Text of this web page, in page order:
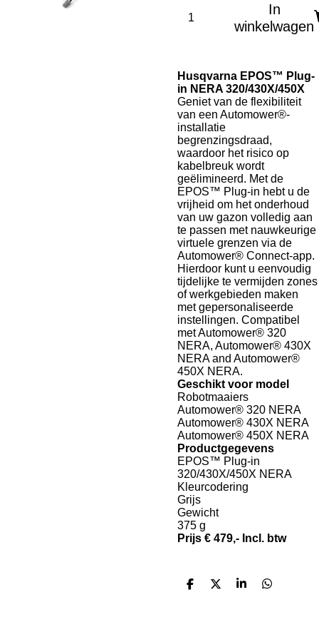
In
winkelwagen
Husqvarna EPOS™ Plug-
in NERA 320/430X/450X
Geniet van de flexibiliteit
van een Automower®-
installatie
begrenzingsdraad,
waardoor het risico op
kabelbreuk wordt
geëlimineerd. Met de
EPOS™ Plug-in hebt u de
vrijheid om het onderhoud
van uw gazon volledig aan
te passen met nauwkeurige
virtuele grenzen via de
Automower® Connect-app.
Hierdoor kunt u eenvoudig
tijdelijke te vermijden zones
of werkgebieden maken
met gepersonaliseerde
instellingen. Compatibel
met Automower® 320
NERA, Automower® 430X
NERA and Automower®
450X NERA.
Geschikt voor model
Robotmaaiers
Automower® 320 NERA
Automower® 430X NERA
Automower® 450X NERA
Productgegevens
EPOS™ Plug-in
320/430X/450X NERA
Kleurcodering
Grijs
Gewicht
375 g
Prijs € 479,- Incl. btw
D
D
S
D